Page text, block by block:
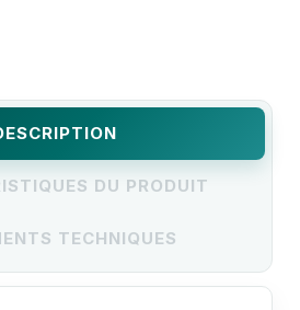
DU PRODUIT
TECHNIQUES